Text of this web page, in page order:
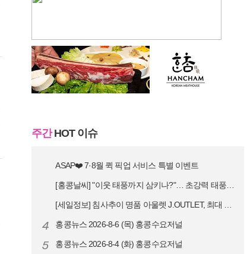
주간HOT 이슈
ASAP❤️ 7·8월 퀵 픽업 서비스 특별 이벤트
[홍콩날씨] "이웃 태풍까지 삼키나?"… 초강력 태풍 '돌핀' 세력 재확…
[세일정보] 침사추이 명품 아울렛 J.OUTLET, 최대 90% 빅 세일…
4 홍콩뉴스 2026-8-6 (목) 홍콩수요저널
5 홍콩뉴스 2026-8-4 (화) 홍콩수요저널